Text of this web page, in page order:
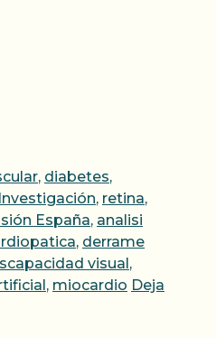
, diabetes,
Investigación, retina,
España, analisi
, derrame
visual,
, miocardio Deja